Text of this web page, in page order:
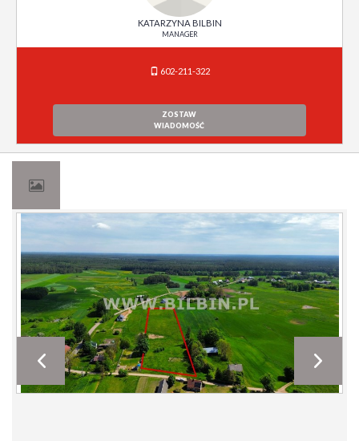
KATARZYNA BILBIN
MANAGER
602-211-322
ZOSTAW
WIADOMOŚĆ